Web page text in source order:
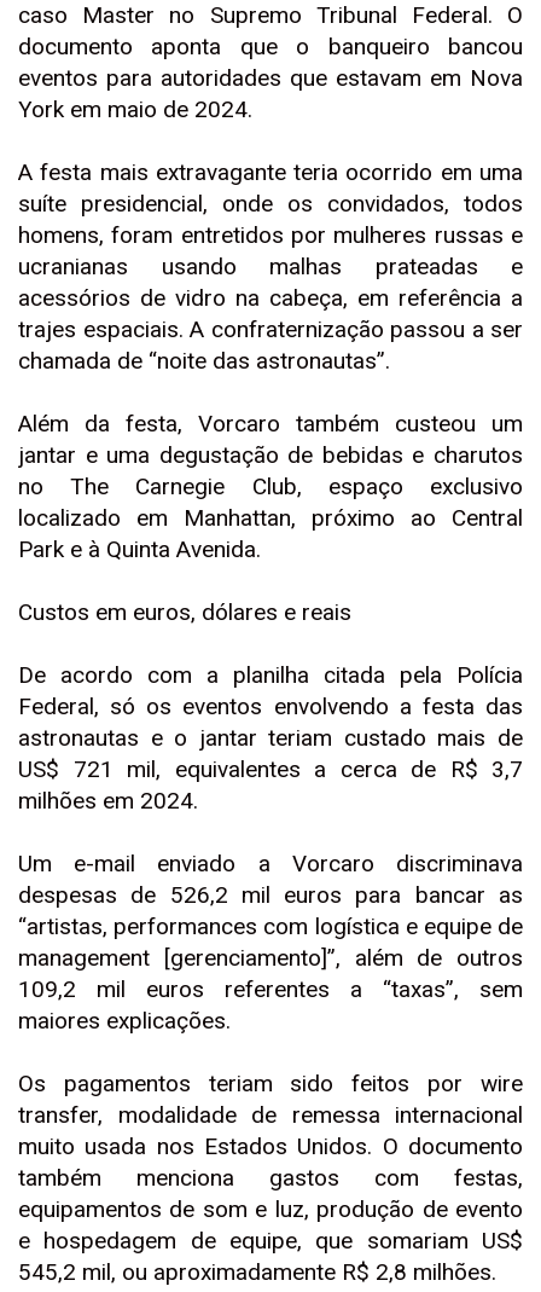
caso Master no Supremo Tribunal Federal. O
documento aponta que o banqueiro bancou
eventos para autoridades que estavam em Nova
York em maio de 2024.
A festa mais extravagante teria ocorrido em uma
suíte presidencial, onde os convidados, todos
homens, foram entretidos por mulheres russas e
ucranianas usando malhas prateadas e
acessórios de vidro na cabeça, em referência a
trajes espaciais. A confraternização passou a ser
chamada de “noite das astronautas”.
Além da festa, Vorcaro também custeou um
jantar e uma degustação de bebidas e charutos
no The Carnegie Club, espaço exclusivo
localizado em Manhattan, próximo ao Central
Park e à Quinta Avenida.
Custos em euros, dólares e reais
De acordo com a planilha citada pela Polícia
Federal, só os eventos envolvendo a festa das
astronautas e o jantar teriam custado mais de
US$ 721 mil, equivalentes a cerca de R$ 3,7
milhões em 2024.
Um e-mail enviado a Vorcaro discriminava
despesas de 526,2 mil euros para bancar as
“artistas, performances com logística e equipe de
management [gerenciamento]”, além de outros
109,2 mil euros referentes a “taxas”, sem
maiores explicações.
Os pagamentos teriam sido feitos por wire
transfer, modalidade de remessa internacional
muito usada nos Estados Unidos. O documento
também menciona gastos com festas,
equipamentos de som e luz, produção de evento
e hospedagem de equipe, que somariam US$
545,2 mil, ou aproximadamente R$ 2,8 milhões.